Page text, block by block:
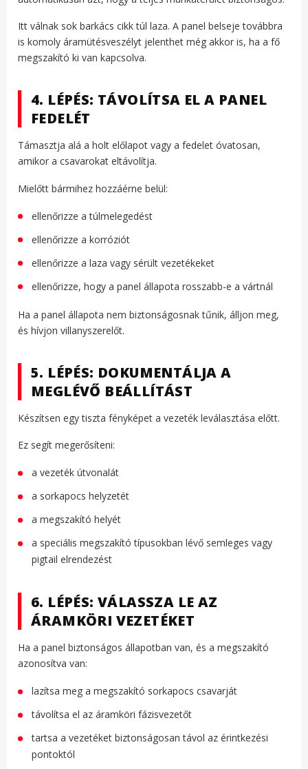
Itt válnak sok barkács cikk túl laza. A panel belseje továbbra
is komoly áramütésveszélyt jelenthet még akkor is, ha a fő
megszakító ki van kapcsolva.
4. LÉPÉS: TÁVOLÍTSA EL A PANEL
FEDELÉT
Támasztja alá a holt előlapot vagy a fedelet óvatosan,
amikor a csavarokat eltávolítja.
Mielőtt bármihez hozzáérne belül:
ellenőrizze a túlmelegedést
ellenőrizze a korróziót
ellenőrizze a laza vagy sérült vezetékeket
ellenőrizze, hogy a panel állapota rosszabb-e a vártnál
Ha a panel állapota nem biztonságosnak tűnik, álljon meg,
és hívjon villanyszerelőt.
5. LÉPÉS: DOKUMENTÁLJA A
MEGLÉVŐ BEÁLLÍTÁST
Készítsen egy tiszta fényképet a vezeték leválasztása előtt.
Ez segít megerősíteni:
a vezeték útvonalát
a sorkapocs helyzetét
a megszakító helyét
a speciális megszakító típusokban lévő semleges vagy
pigtail elrendezést
6. LÉPÉS: VÁLASSZA LE AZ
ÁRAMKÖRI VEZETÉKET
Ha a panel biztonságos állapotban van, és a megszakító
azonosítva van:
lazítsa meg a megszakító sorkapocs csavarját
távolítsa el az áramköri fázisvezetőt
tartsa a vezetéket biztonságosan távol az érintkezési
pontoktól